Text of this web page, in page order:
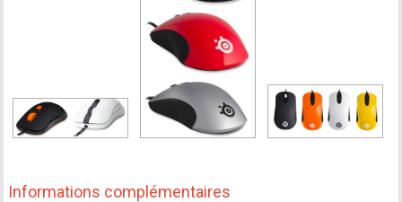
Informations complémentaires